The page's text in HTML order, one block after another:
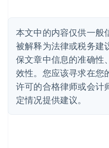
本文中的内容仅供一般
被解释为法律或税务建
保文章中信息的准确性
效性。您应该寻求在您
许可的合格律师或会计
定情况提供建议。
丹麦
德国
DeutschEnglish
法国
FrançaisEnglish
芬兰
EnglishSvenska